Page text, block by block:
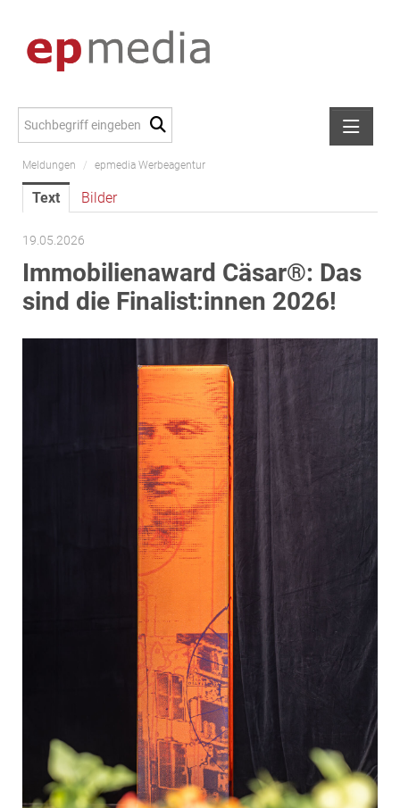
Meldungen
Alexander Peer
amb Development
ATL Immoinvest
AURE Immobilien
epmedia Werbeagentur
Grossmann + Kaswurm Immobilien
Gutwerk Immobilien Treuhand
HARING Group + WINEGG Realitäten
IMMOBILIEN MAGAZIN VERLAG
IMMOcontract
KOBAN SÜDVERS
Meldungen / epmedia Werbeagentur
Text Bilder
19.05.2026
Immobilienaward Cäsar®: Das
sind die Finalist:innen 2026!